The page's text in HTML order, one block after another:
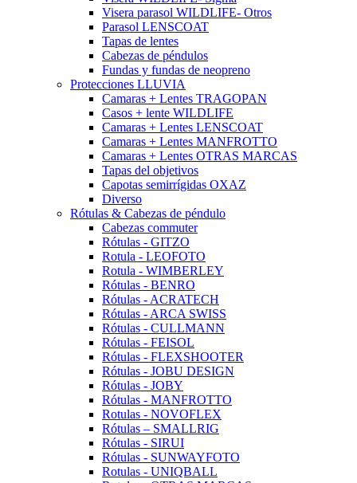
Visera parasol WILDLIFE- Otros
Parasol LENSCOAT
Tapas de lentes
Cabezas de péndulos
Fundas y fundas de neopreno
Protecciones LLUVIA
Camaras + Lentes TRAGOPAN
Casos + lente WILDLIFE
Camaras + Lentes LENSCOAT
Camaras + Lentes MANFROTTO
Camaras + Lentes OTRAS MARCAS
Tapas del objetivos
Capotas semirrígidas OXAZ
Diverso
Rótulas & Cabezas de péndulo
Cabezas commuter
Rótulas - GITZO
Rotula - LEOFOTO
Rotula - WIMBERLEY
Rótulas - BENRO
Rótulas - ACRATECH
Rótulas - ARCA SWISS
Rótulas - CULLMANN
Rótulas - FEISOL
Rótulas - FLEXSHOOTER
Rótulas - JOBU DESIGN
Rótulas - JOBY
Rótulas - MANFROTTO
Rotulas - NOVOFLEX
Rótulas – SMALLRIG
Rótulas - SIRUI
Rótulas - SUNWAYFOTO
Rotulas - UNIQBALL